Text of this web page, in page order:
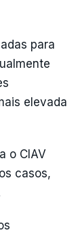
para
elevada
o CIAV
casos,